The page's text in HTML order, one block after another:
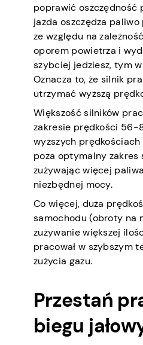
poprawić oszczędność
jazda oszczędza
ze względu na
oporem powietrza i
szybciej jedziesz, tym
Oznacza to, że silnik
utrzymać wyższą
Większość silników
zakresie prędkości 56-
wyższych
poza optymalny zakres
zużywając więcej
niezbędnej mocy.
Co więcej, duża
samochodu (obroty na
zużywanie większej
pracował w szybszym
zużycia gazu.
Przestań
biegu